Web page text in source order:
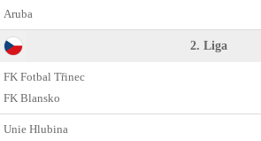
Aruba
2. Liga
FK Fotbal Třinec
FK Blansko
Unie Hlubina